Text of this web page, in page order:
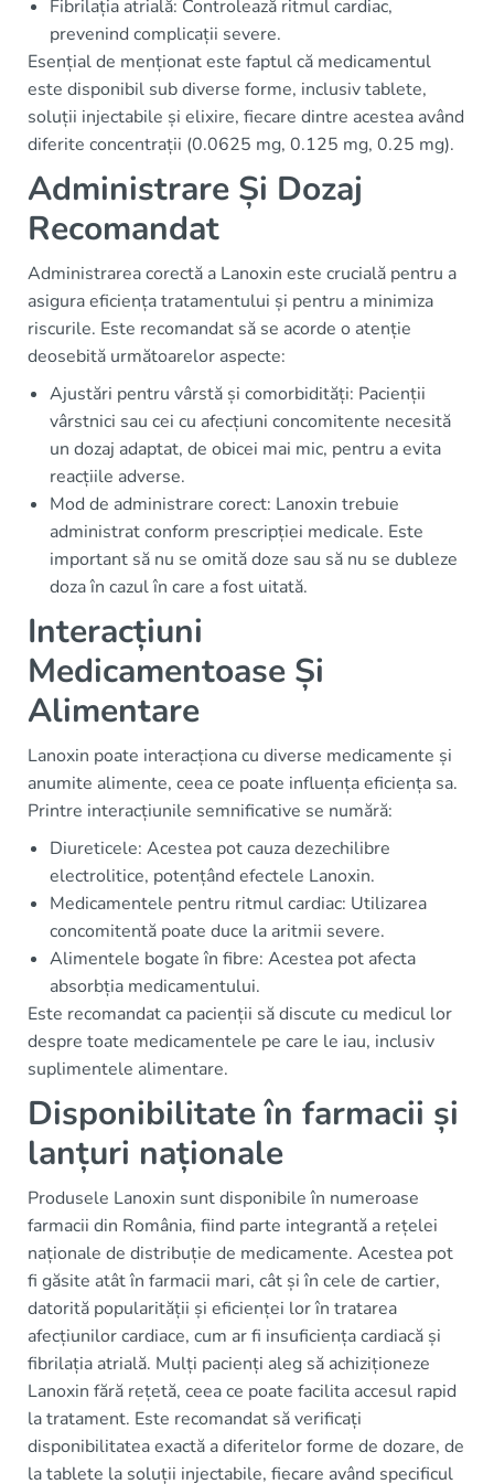
Fibrilația atrială: Controlează ritmul cardiac,
prevenind complicații severe.
Esențial de menționat este faptul că medicamentul
este disponibil sub diverse forme, inclusiv tablete,
soluții injectabile și elixire, fiecare dintre acestea având
diferite concentrații (0.0625 mg, 0.125 mg, 0.25 mg).
Administrare Și Dozaj
Recomandat
Administrarea corectă a Lanoxin este crucială pentru a
asigura eficiența tratamentului și pentru a minimiza
riscurile. Este recomandat să se acorde o atenție
deosebită următoarelor aspecte:
Ajustări pentru vârstă și comorbidități: Pacienții
vârstnici sau cei cu afecțiuni concomitente necesită
un dozaj adaptat, de obicei mai mic, pentru a evita
reacțiile adverse.
Mod de administrare corect: Lanoxin trebuie
administrat conform prescripției medicale. Este
important să nu se omită doze sau să nu se dubleze
doza în cazul în care a fost uitată.
Interacțiuni
Medicamentoase Și
Alimentare
Lanoxin poate interacționa cu diverse medicamente și
anumite alimente, ceea ce poate influența eficiența sa.
Printre interacțiunile semnificative se numără:
Diureticele: Acestea pot cauza dezechilibre
electrolitice, potențând efectele Lanoxin.
Medicamentele pentru ritmul cardiac: Utilizarea
concomitentă poate duce la aritmii severe.
Alimentele bogate în fibre: Acestea pot afecta
absorbția medicamentului.
Este recomandat ca pacienții să discute cu medicul lor
despre toate medicamentele pe care le iau, inclusiv
suplimentele alimentare.
Disponibilitate în farmacii și
lanțuri naționale
Produsele Lanoxin sunt disponibile în numeroase
farmacii din România, fiind parte integrantă a rețelei
naționale de distribuție de medicamente. Acestea pot
fi găsite atât în farmacii mari, cât și în cele de cartier,
datorită popularității și eficienței lor în tratarea
afecțiunilor cardiace, cum ar fi insuficiența cardiacă și
fibrilația atrială. Mulți pacienți aleg să achiziționeze
Lanoxin fără rețetă, ceea ce poate facilita accesul rapid
la tratament. Este recomandat să verificați
disponibilitatea exactă a diferitelor forme de dozare, de
la tablete la soluții injectabile, fiecare având specificul